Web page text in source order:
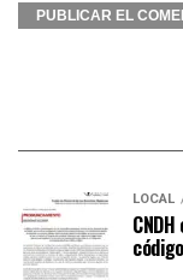
LOCAL